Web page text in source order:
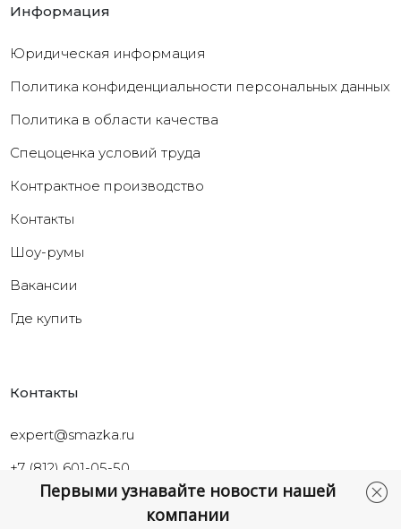
Первыми узнавайте новости нашей
компании
Информация
Юридическая информация
Политика конфиденциальности персональных данных
Политика в области качества
Cпецоценка условий труда
Контрактное производство
Контакты
Шоу-румы
Вакансии
Где купить
Контакты
expert@smazka.ru
+7 (812) 601-05-50
Санкт-Петербург,
ул.Промышленная, д.40а